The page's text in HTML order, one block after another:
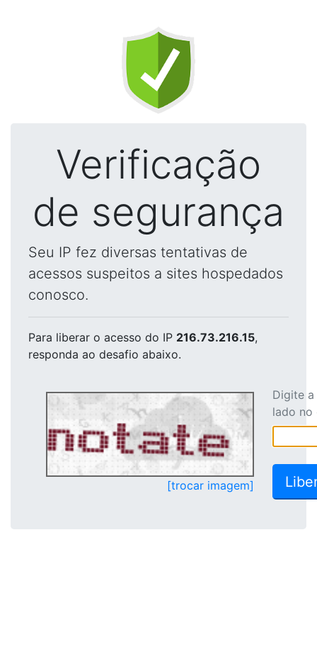
Verificação
de segurança
Seu IP fez diversas tentativas de
acessos suspeitos a sites hospedados
conosco.
Para liberar o acesso do IP 216.73.216.15,
responda ao desafio abaixo.
[trocar imagem]
Digite
lado no